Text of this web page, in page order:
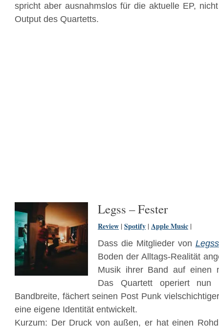
spricht aber ausnahmslos für die aktuelle EP,
Output des Quartetts.
Legss – Fester
Review |Spotify |Apple Music |
Dass die Mitglieder von Legss
Boden der Alltags-Realität
Musik ihrer Band auf einen
Das Quartett operiert nun
Bandbreite, fächert seinen Post Punk
eine eigene Identität entwickelt.
Kurzum: Der Druck von außen, er hat einen